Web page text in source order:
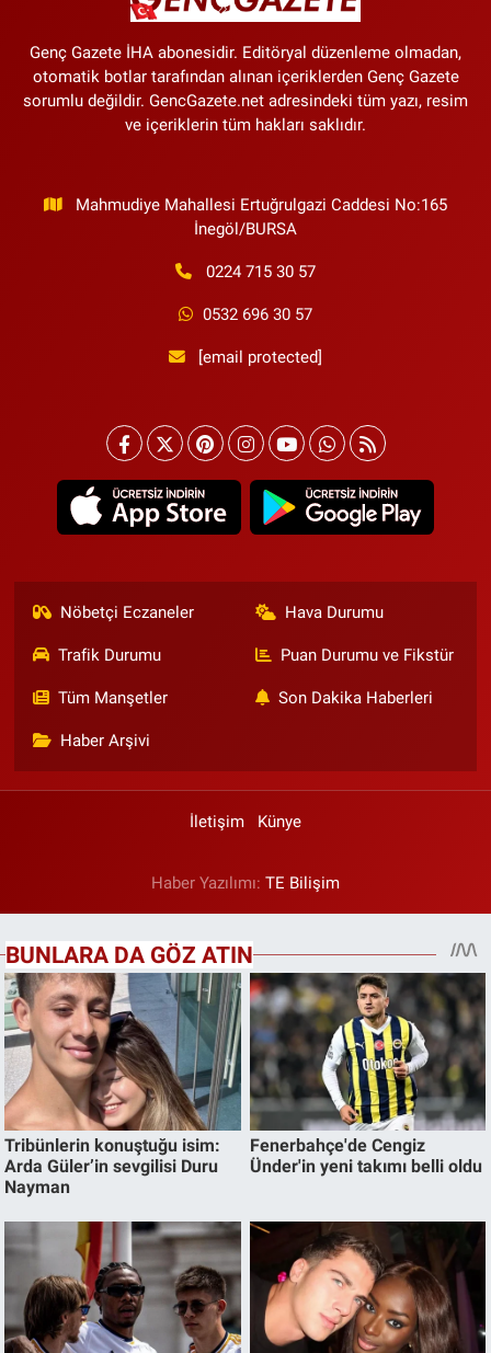
Genç Gazete İHA abonesidir. Editöryal düzenleme olmadan,
otomatik botlar tarafından alınan içeriklerden Genç Gazete
sorumlu değildir. GencGazete.net adresindeki tüm yazı, resim
ve içeriklerin tüm hakları saklıdır.
Mahmudiye Mahallesi Ertuğrulgazi Caddesi No:165
İnegöl/BURSA
0224 715 30 57
0532 696 30 57
[email protected]
Nöbetçi Eczaneler Hava Durumu
Trafik Durumu Puan Durumu ve Fikstür
Tüm Manşetler Son Dakika Haberleri
Haber Arşivi
İletişim Künye
Haber Yazılımı: TE Bilişim